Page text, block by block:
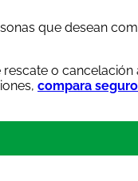
que desean
o
compara